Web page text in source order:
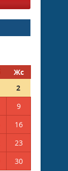
Жс
2
9
16
23
30